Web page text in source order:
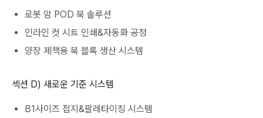
로봇 암 POD 북 솔루션
인라인 컷 시트 인쇄&자동화 공정
양장 제책용 북 블록 생산 시스템
섹션 D) 새로운 기준 시스템
B1사이즈 접지&팔레타이징 시스템